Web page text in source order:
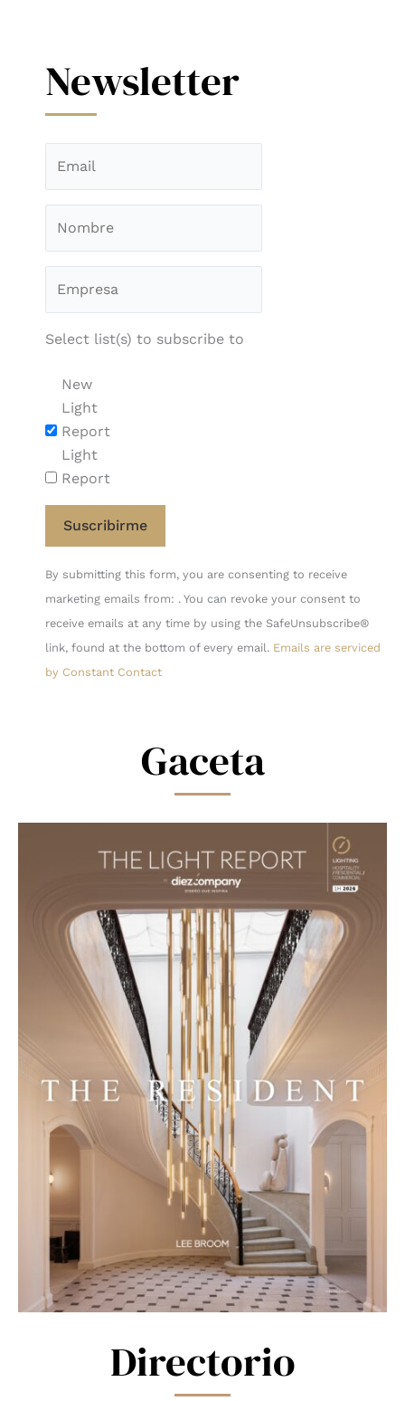
Newsletter
Select list(s) to subscribe to
New
Light
Report
Light
Report
Constant
Contact
Use.
Please
leave
By submitting this form, you are consenting to receive
marketing emails from: . You can revoke your consent to
receive emails at any time by using the SafeUnsubscribe®
link, found at the bottom of every email. Emails are serviced
by Constant Contact
Gaceta
Directorio